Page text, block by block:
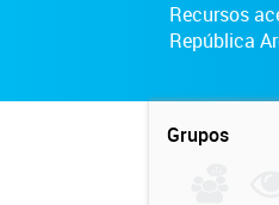
Recursos
República
Grupos